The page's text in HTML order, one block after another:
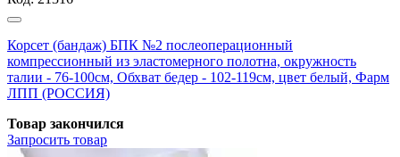
Корсет (бандаж) БПК №2 послеоперационный
компрессионный из эластомерного полотна, окружность
талии - 76-100см, Обхват бедер - 102-119см, цвет белый, Фарм
ЛПП (РОССИЯ)
Товар закончился
Запросить товар